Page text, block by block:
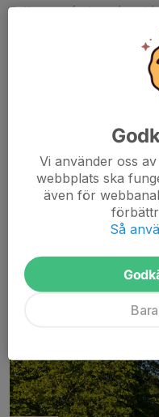
En jämn men frustrerande
Fredagsmatch igen och
klockrena. I en jämn
det längsta strået och SIF
Referat: Sösdala IF - Ifö
Dans, tre
årets bästa kväll!
Vi använder oss
webbplats ska
även för
Så